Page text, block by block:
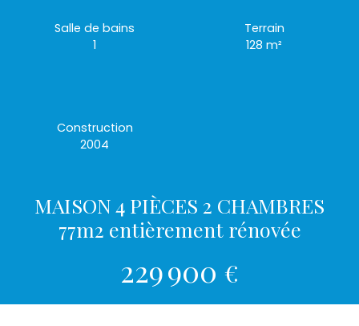
Salle de bains
1
Terrain
128m²
Construction
2004
MAISON 4 PIÈCES 2 CHAMBRES
77m2 entièrement rénovée
229 900 €